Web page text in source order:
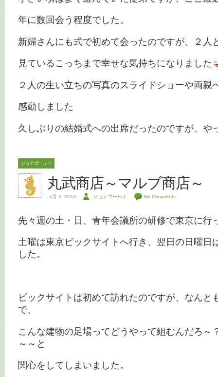
年に数回会う程度でした。
新婦さんにも式で初めて会ったのですが、２人
見ているこっちまで幸せな気持ちになりました
２人の生い立ちの写真のスライドショーや両親
感動しました
久しぶりの結婚式への出席だったのですが、や
ジョナゴールド
丸武商店～マルブ商店～
4月 9, 2016 ジョナゴールド No Comments
先々週の土・日、青年会議所の研修で東京に行
土曜は東京ビックサイトへ行き、翌日の日曜日
した。
ビックサイトは初めて訪れたのですが、なんと
で、
こんな建物の足場ってどうやって組むんだろ～
～～と
関心をしてしまいました。